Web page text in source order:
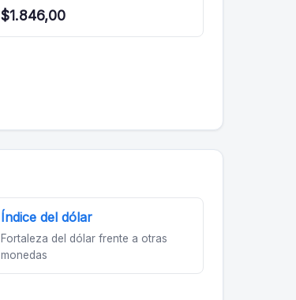
$1.846,00
Índice del dólar
Fortaleza del dólar frente a otras
monedas